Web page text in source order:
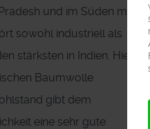
und im Süden mit
sowohl industriell als
stärksten in Indien. Hier
Baumwolle
gibt dem
eine sehr gute